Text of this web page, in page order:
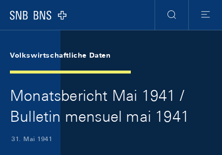
Logo
Suche
Menu
Volkswirtschaftliche Daten
Monatsbericht Mai 1941 /
Bulletin mensuel mai 1941
31. Mai 1941